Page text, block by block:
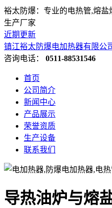
裕太防爆：专业的电热管,熔
生产厂家
近期更新
镇江裕太防爆电加热器有限公
咨询电话： 0511-88531546
首页
公司简介
新闻中心
产品展示
荣誉资质
生产设备
联系我们
导热油炉与熔